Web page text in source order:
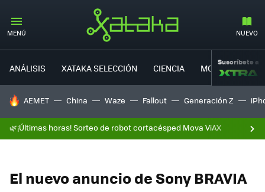
MENÚ NUEVO
ANÁLISIS XATAKA SELECCIÓN CIENCIA MOVILIDAD
Suscríbete a
HOY SE HABLA DE
AEMET China Waze Fallout Generación Z
🌿¡Últimas horas! Sorteo de robot cortacésped Mova ViAX
El nuevo anuncio de Sony BRAVIA